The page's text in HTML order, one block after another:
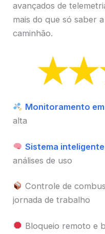
avançados de
mais do que só saber
caminhão.
Monitoramento
alta
Sistema
análises de uso
Controle de
jornada de trabalho
Bloqueio remoto e